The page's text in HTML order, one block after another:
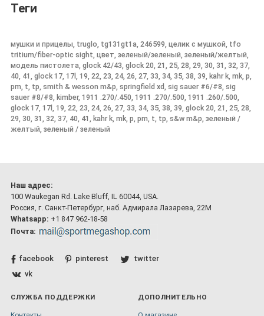
Теги
мушки и прицелы, truglo, tg131gt1a, 246599, целик с мушкой, tfo
tritium/fiber-optic sight, цвет, зеленый/зеленый, зеленый/желтый,
модель пистолета, glock 42/43, glock 20, 21, 25, 28, 29, 30, 31, 32, 37,
40, 41, glock 17, 17l, 19, 22, 23, 24, 26, 27, 33, 34, 35, 38, 39, kahr k, mk, p,
pm, t, tp, smith & wesson m&p, springfield xd, sig sauer #6/#8, sig
sauer #8/#8, kimber, 1911 .270/.450, 1911 .270/.500, 1911 .260/.500,
glock 17, 17l, 19, 22, 23, 24, 26, 27, 33, 34, 35, 38, 39, glock 20, 21, 25, 28,
29, 30, 31, 32, 37, 40, 41, kahr k, mk, p, pm, t, tp, s&w m&p, зеленый /
желтый, зеленый / зеленый
Наш адрес:
100 Waukegan Rd. Lake Bluff, IL 60044, USA.
Россия, г. Санкт-Петербург, наб. Адмирала Лазарева, 22М
Whatsapp: +1 847 962-18-58
Почта:
facebook pinterest
twitter
vk
СЛУЖБА ПОДДЕРЖКИ ДОПОЛНИТЕЛЬНО